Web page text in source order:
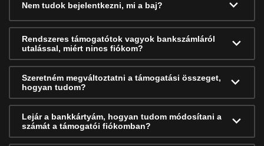
Nem tudok bejelentkezni, mi a baj?
Rendszeres támogatótok vagyok bankszámláról
utalással, miért nincs fiókom?
Szeretném megváltoztatni a támogatási összeget,
hogyan tudom?
Lejár a bankkártyám, hogyan tudom módosítani a
számát a támogatói fiókomban?